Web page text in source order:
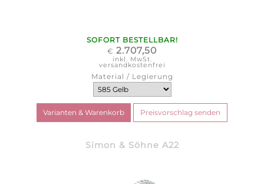
SOFORT BESTELLBAR!
€ 2.707,50
inkl. MwSt.
versandkostenfrei
Material / Legierung
Simon & Söhne A22